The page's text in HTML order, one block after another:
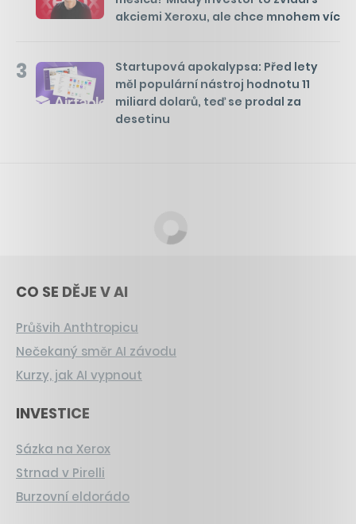
akciemi Xeroxu, ale chce mnohem víc
3
Startupová apokalypsa: Před lety
měl populární nástroj hodnotu 11
miliard dolarů, teď se prodal za
desetinu
CO SE DĚJE V AI
Průšvih Anthtropicu
Nečekaný směr AI závodu
Kurzy, jak AI vypnout
INVESTICE
Sázka na Xerox
Strnad v Pirelli
Burzovní eldorádo